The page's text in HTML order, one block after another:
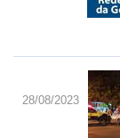
28/08/2023